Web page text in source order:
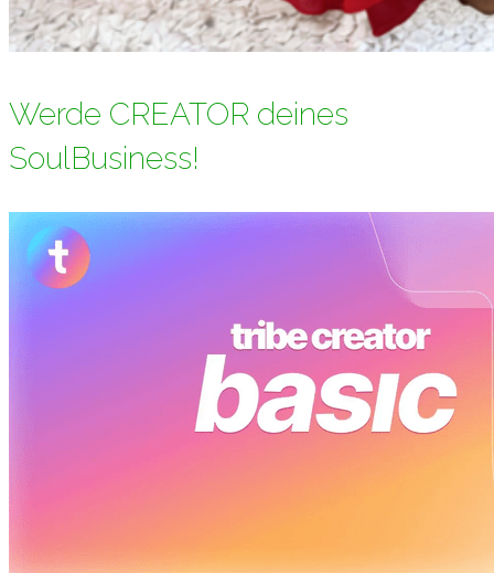
Werde CREATOR deines
SoulBusiness!